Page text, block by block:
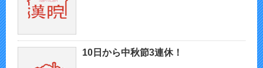
10日から中秋節3連休！